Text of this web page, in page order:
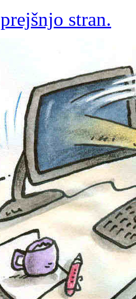
prejšnjo stran.